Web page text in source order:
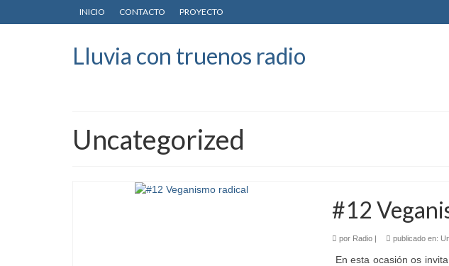
INICIO CONTACTO PROYECTO
Lluvia con truenos radio
Uncategorized
#12
por Radio| publicado en:
En esta ocasión os